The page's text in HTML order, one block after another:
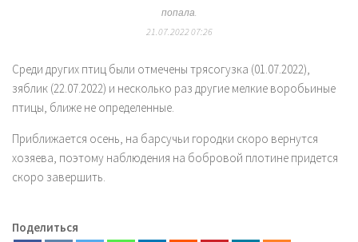
попала.
21.07.2022 07:26
Среди других птиц были отмечены трясогузка (01.07.2022),
зяблик (22.07.2022) и несколько раз другие мелкие воробьиные
птицы, ближе не определенные.
Приближается осень, на барсучьи городки скоро вернутся
хозяева, поэтому наблюдения на бобровой плотине придется
скоро завершить.
Поделиться